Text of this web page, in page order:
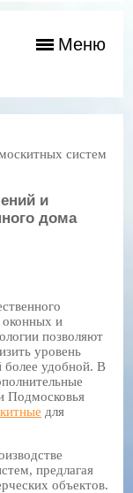
Меню
систем
и
дома
оконных и
позволяют
уровень
более удобной. В
Подмосковья
для
предлагая
объектов.